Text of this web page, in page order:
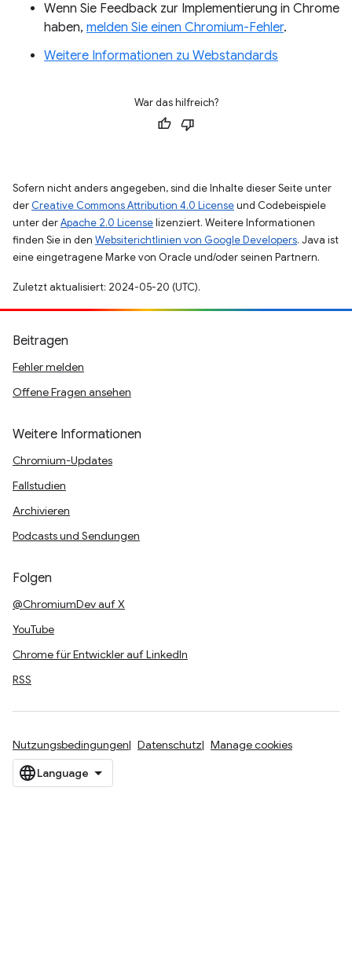
Wenn Sie Feedback zur Implementierung in Chrome
haben, melden Sie einen Chromium-Fehler.
Weitere Informationen zu Webstandards
War das hilfreich?
Sofern nicht anders angegeben, sind die Inhalte dieser Seite unter
der Creative Commons Attribution 4.0 Licenseund Codebeispiele
unter derApache 2.0 Licenselizenziert. Weitere Informationen
finden Sie in den Websiterichtlinien von Google Developers. Java ist
eine eingetragene Marke von Oracle und/oder seinen Partnern.
Zuletzt aktualisiert: 2024-05-20 (UTC).
Beitragen
Fehler melden
Offene Fragen ansehen
Weitere Informationen
Chromium-Updates
Fallstudien
Archivieren
Podcasts und Sendungen
Folgen
@ChromiumDev auf X
YouTube
Chrome für Entwickler auf LinkedIn
RSS
Nutzungsbedingungen Datenschutz Manage cookies